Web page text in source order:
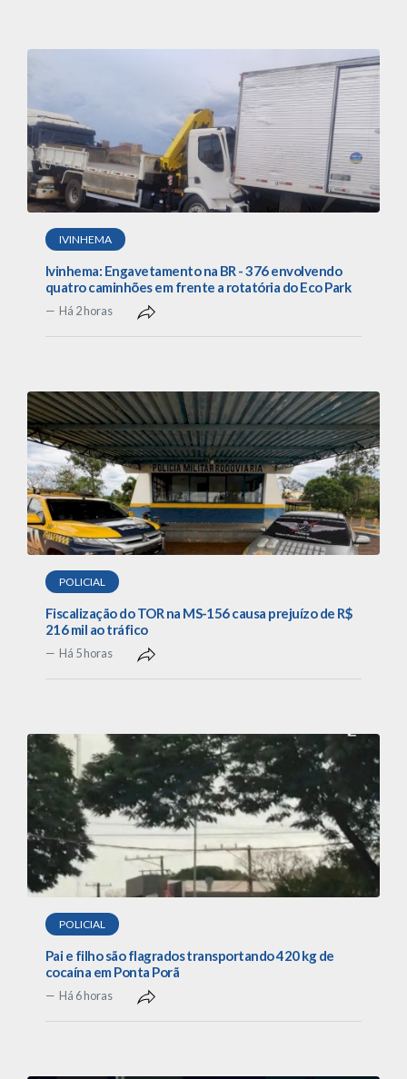
IVINHEMA
Ivinhema: Engavetamento na BR - 376 envolvendo
quatro caminhões em frente a rotatória do Eco Park
Há 2 horas
POLICIAL
Fiscalização do TOR na MS-156 causa prejuízo de R$
216 mil ao tráfico
Há 5 horas
POLICIAL
Pai e filho são flagrados transportando 420 kg de
cocaína em Ponta Porã
Há 6 horas